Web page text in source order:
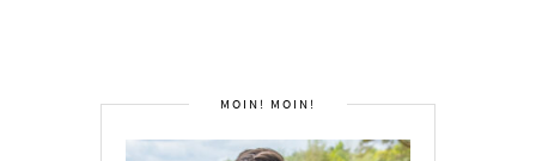
MOIN! MOIN!